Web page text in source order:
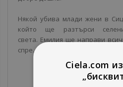
Някой убива млади жени в
който ще разтърси
света. Емилия ще направи
спре. Независимо от цената.
Ciela.com